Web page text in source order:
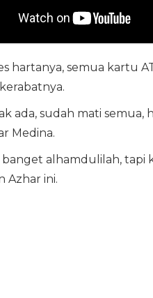
hartanya, semua kartu
ada, sudah mati
Medina.
banget alhamdulilah, tapi
Azhar ini.